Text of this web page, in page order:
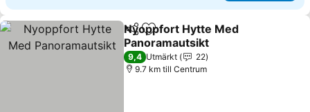
Dela Lägg till i Mina Favoriter
Nyoppfort Hytte Med
Panoramautsikt
9,4 Utmärkt
22
9.7 km till Centrum